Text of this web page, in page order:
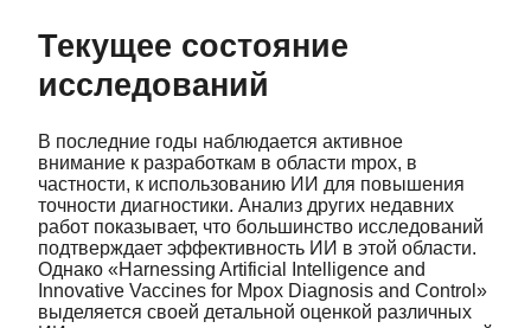
Текущее состояние
исследований
В последние годы наблюдается активное
внимание к разработкам в области mpox, в
частности, к использованию ИИ для повышения
точности диагностики. Анализ других недавних
работ показывает, что большинство исследований
подтверждает эффективность ИИ в этой области.
Однако «Harnessing Artificial Intelligence and
Innovative Vaccines for Mpox Diagnosis and Control»
выделяется своей детальной оценкой различных